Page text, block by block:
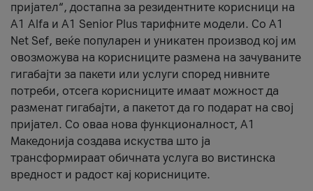
пријател“, достапна за резидентните корисници на
А1 Alfa и A1 Senior Plus тарифните модели. Со A1
Net Sef, веќе популарен и уникатен производ кој им
овозможува на корисниците размена на зачуваните
гигабајти за пакети или услуги според нивните
потреби, отсега корисниците имаат можност да
разменат гигабајти, а пакетот да го подарат на свој
пријател. Со оваа нова функционалност, А1
Македонија создава искуства што ја
трансформираат обичната услуга во вистинска
вредност и радост кај корисниците.